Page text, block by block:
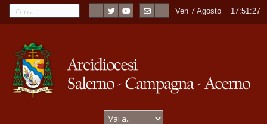
Ven 7 Agosto 17:51:27